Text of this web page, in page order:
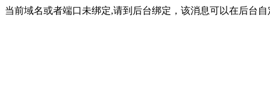
当前域名或者端口未绑定,请到后台绑定，该消息可以在后台自